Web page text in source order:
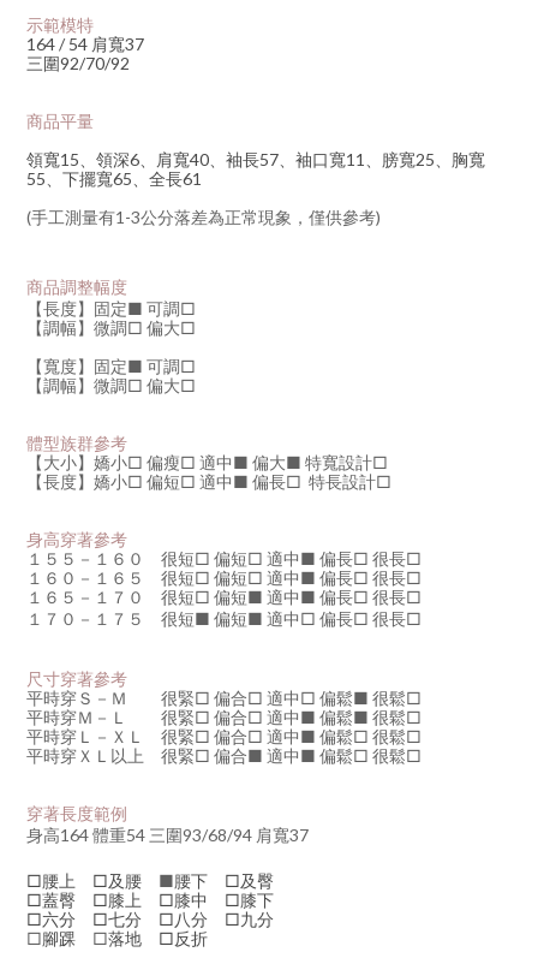
示範模特
164 / 54 肩寬37
三圍92/70/92
商品平量
領寬15、領深6、肩寬40、 袖長57、 袖口寬11、 膀寬25、胸寬
55、下擺寬65、全長61
(手工測量有1-3公分落差為正常現象，僅供參考)
商品調整幅度
【長度】固定■ 可調□
【調幅】微調□ 偏大□
【寬度】固定■ 可調□
【調幅】微調□ 偏大□
體型族群參考
【大小】嬌小□ 偏瘦□ 適中■ 偏大■ 特寬設計□
【長度】嬌小□ 偏短□ 適中■ 偏長□ 特長設計□
身高穿著參考
１５５－１６０ 很短□ 偏短□ 適中■ 偏長□ 很長□
１６０－１６５ 很短□ 偏短□ 適中■ 偏長□ 很長□
１６５－１７０ 很短□ 偏短■ 適中■ 偏長□ 很長□
１７０－１７５ 很短■ 偏短■ 適中□ 偏長□ 很長□
尺寸穿著參考
平時穿Ｓ－Ｍ 很緊□ 偏合□ 適中□ 偏鬆■ 很鬆□
平時穿Ｍ－Ｌ 很緊□ 偏合□ 適中■ 偏鬆■ 很鬆□
平時穿 Ｌ－ＸＬ 很緊□ 偏合□ 適中■ 偏鬆□ 很鬆□
平時穿ＸＬ以上 很緊□ 偏合■ 適中■ 偏鬆□ 很鬆□
穿著長度範例
身高164 體重54 三圍93/68/94 肩寬37
□腰上 □及腰 ■腰下 □及臀
□蓋臀 □膝上 □膝中 □膝下
□六分 □七分 □八分 □九分
□腳踝 □落地 □反折